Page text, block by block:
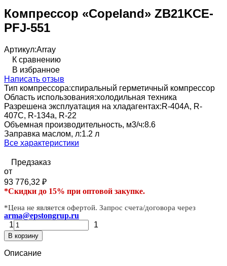
Компрессор «Copeland» ZB21KCE-
PFJ-551
Артикул:Array
К сравнению
В избранное
Написать отзыв
Тип компрессора:спиральный герметичный компрессор
Область использования:холодильная техника
Разрешена эксплуатация на хладагентах:R-404А, R-
407C, R-134a, R-22
Объемная производительность, м3/ч:8.6
Заправка маслом, л:1.2 л
Все характеристики
Предзаказ
от
93 776,32 ₽
*Скидки до 15% при оптовой закупке.
*Цена не является офертой. Запрос счета/договора через
arma@epstongrup.ru
1
1
В корзину
Описание